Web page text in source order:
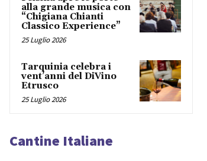
alla grande musica con
“Chigiana Chianti
Classico Experience”
25 Luglio 2026
Tarquinia celebra i
vent’anni del DiVino
Etrusco
25 Luglio 2026
Cantine Italiane